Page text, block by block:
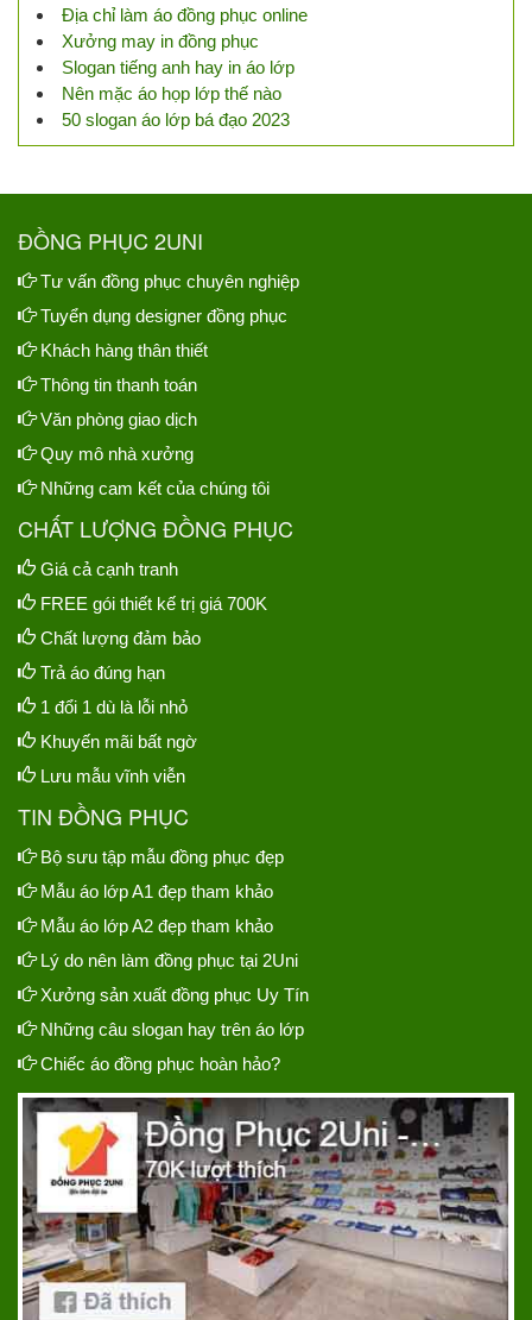
Địa chỉ làm áo đồng phục online
Xưởng may in đồng phục
Slogan tiếng anh hay in áo lớp
Nên mặc áo họp lớp thế nào
50 slogan áo lớp bá đạo 2023
ĐỒNG PHỤC 2UNI
Tư vấn đồng phục chuyên nghiệp
Tuyển dụng designer đồng phục
Khách hàng thân thiết
Thông tin thanh toán
Văn phòng giao dịch
Quy mô nhà xưởng
Những cam kết của chúng tôi
CHẤT LƯỢNG ĐỒNG PHỤC
Giá cả cạnh tranh
FREE gói thiết kế trị giá 700K
Chất lượng đảm bảo
Trả áo đúng hạn
1 đổi 1 dù là lỗi nhỏ
Khuyến mãi bất ngờ
Lưu mẫu vĩnh viễn
TIN ĐỒNG PHỤC
Bộ sưu tập mẫu đồng phục đẹp
Mẫu áo lớp A1 đẹp tham khảo
Mẫu áo lớp A2 đẹp tham khảo
Lý do nên làm đồng phục tại 2Uni
Xưởng sản xuất đồng phục Uy Tín
Những câu slogan hay trên áo lớp
Chiếc áo đồng phục hoàn hảo?